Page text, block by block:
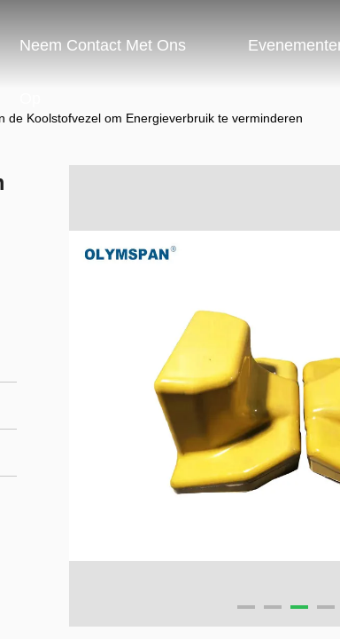
Neem Contact Met Ons
de Koolstofvezel om Energieverbruik te verminderen